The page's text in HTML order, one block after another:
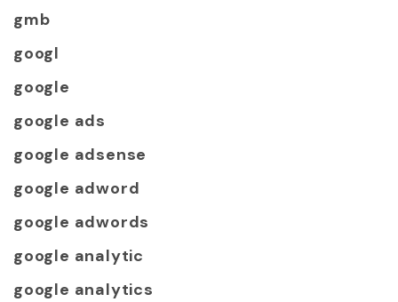
gmb
googl
google
google ads
google adsense
google adword
google adwords
google analytic
google analytics